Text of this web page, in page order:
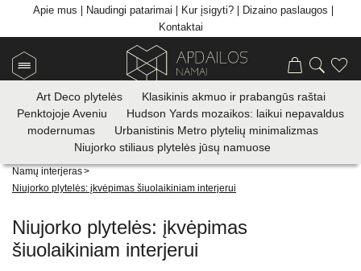
Apie mus Naudingi patarimai Kur įsigyti?
Dizaino paslaugos
Kontaktai
Apdailos plytelių prekyba>Visi patarimai>
Namų interjeras>
Niujorko plytelės: įkvėpimas šiuolaikiniam interjerui
Art Deco plytelės
Klasikinis akmuo ir prabangūs raštai
Penktojoje Aveniu
Hudson Yards mozaikos: laikui nepavaldus
modernumas
Urbanistinis Metro plytelių minimalizmas
Niujorko stiliaus plytelės jūsų namuose
Niujorko plytelės: įkvėpimas
šiuolaikiniam interjerui